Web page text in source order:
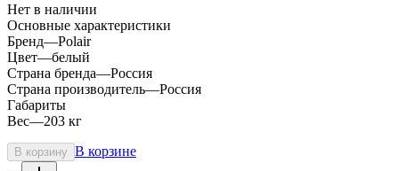
Нет в наличии
Основные характеристики
Бренд—Polair
Цвет—белый
Страна бренда—Россия
Страна производитель—Россия
Габариты
Вес—203 кг
В корзину В корзине